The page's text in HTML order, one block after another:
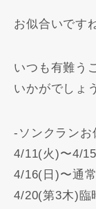
お似合いです
いつも有難う
いかがでしょ
-ソンクランお
4/11(火)〜4/
4/16(日)〜通
4/20(第3木)臨